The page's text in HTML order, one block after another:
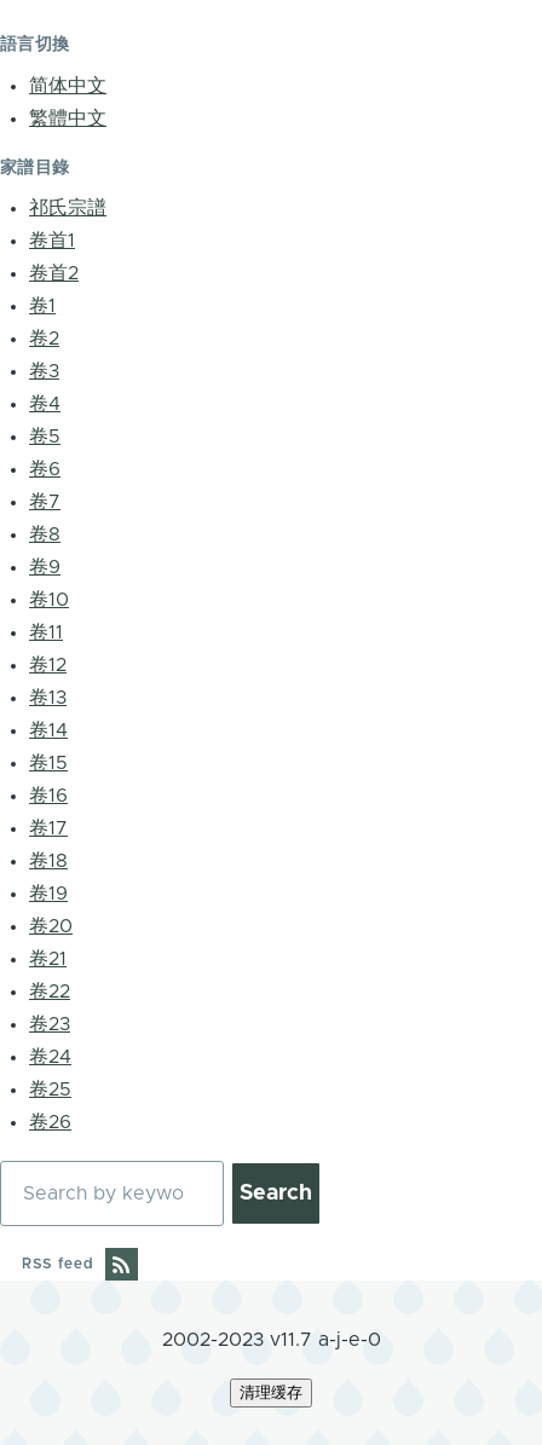
語言切換
简体中文
繁體中文
家譜目錄
祁氏宗譜
卷首1
卷首2
卷1
卷2
卷3
卷4
卷5
卷6
卷7
卷8
卷9
卷10
卷11
卷12
卷13
卷14
卷15
卷16
卷17
卷18
卷19
卷20
卷21
卷22
卷23
卷24
卷25
卷26
RSS feed
2002-2023 v11.7 a-j-e-0